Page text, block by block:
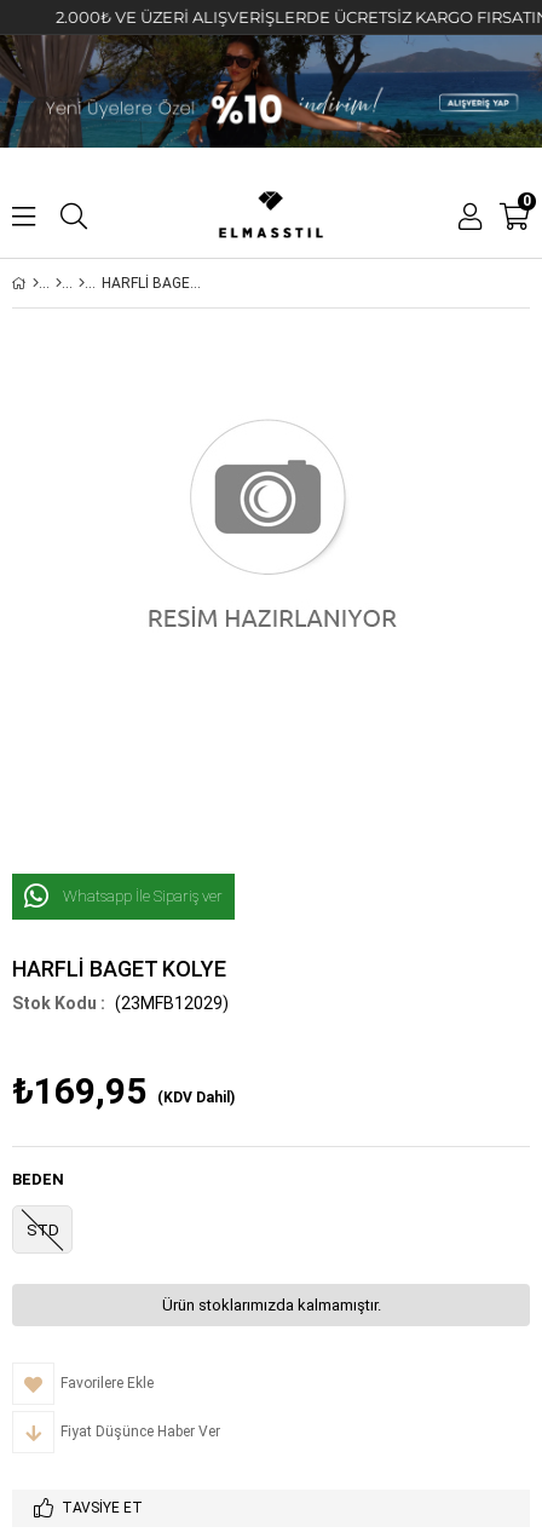
2.000₺ VE ÜZERİ ALIŞVERİŞLERDE ÜCRETSİZ KARGO FIRSATINI
0
HARFLİ BAGET KOLYE
Whatsapp İle Sipariş ver
HARFLİ BAGET KOLYE
(23MFB12029)
₺169,95 (KDV Dahil)
BEDEN
STD
Ürün stoklarımızda kalmamıştır.
Favorilere Ekle
Fiyat Düşünce Haber Ver
TAVSIYE ET